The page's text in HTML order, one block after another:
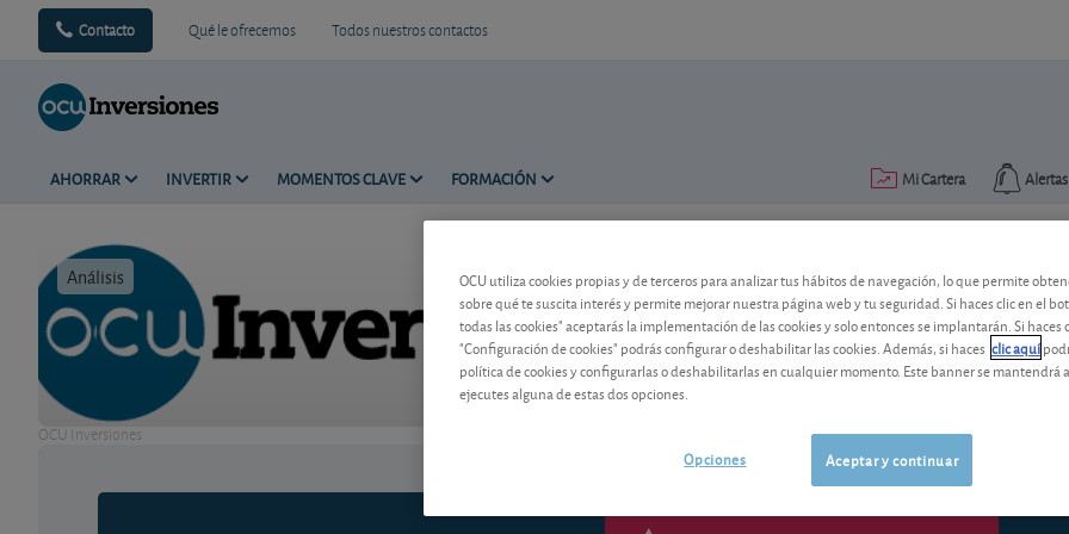
Contacto Qué le ofrecemos Todos nuestros contactos
AHORRAR INVERTIR MOMENTOS CLAVE FORMACIÓN Alertas
Mi Cartera
Análisis Tiempo de lectura: 3 min.
OCU Inversiones
Un fondo garantizado a
Aunque parezca increible, hemos
OCU utiliza cookies propias y de terceros para analizar tus hábitos de navegación, lo que permite
sobre qué te suscita interés y permite mejorar nuestra página web y tu seguridad. Si haces clic en el
todas las cookies" aceptarás la implementación de las cookies y solo entonces se implantarán. Si haces
"Configuración de cookies" podrás configurar o deshabilitar las cookies. Además, si haces clic aquí
política de cookies y configurarlas o deshabilitarlas en cualquier momento. Este banner se mantendrá
ejecutes alguna de estas dos opciones.
Aceptar y continuar
Opciones